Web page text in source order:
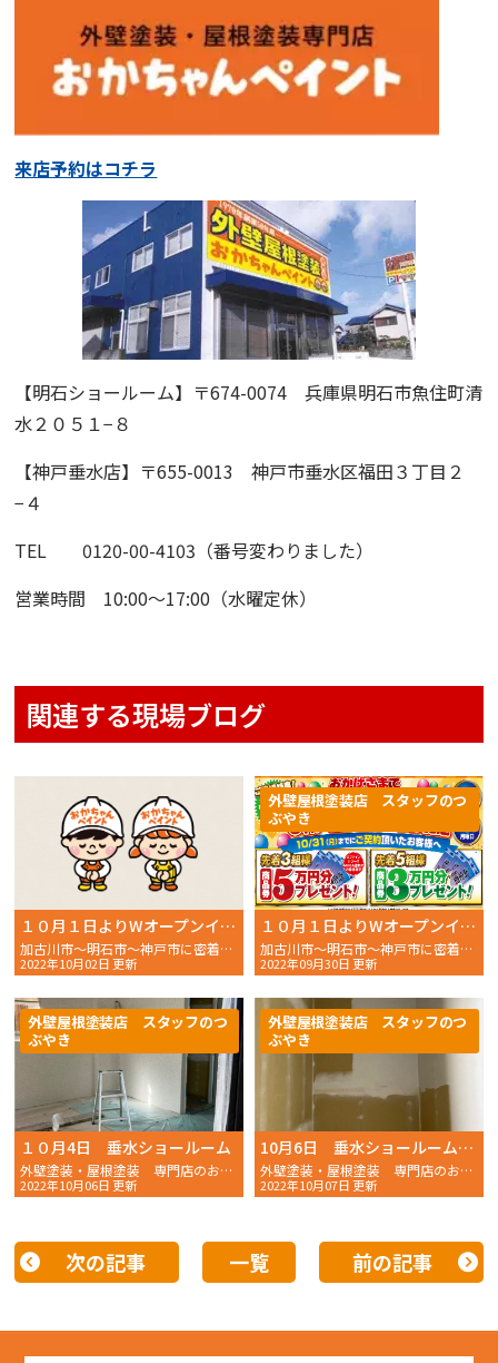
来店予約はコチラ
【明石ショールーム】 〒674-0074 兵庫県明石市魚住町清
水２０５１−８
【神戸垂水店】 〒655-0013 神戸市垂水区福田３丁目２
−４
TEL 0120-00-4103（番号変わりました）
営業時間 10:00〜17:00（水曜定休）
関連する現場ブログ
１０月１日よりWオープンイベント開催中、本日４組ご来店！
加古川市〜明石市〜神戸市に密着した 外壁塗装・屋根塗装 専
2022年10月02日 更新
１０月１日よりWオープンイベント開催！！
加古川市〜明石市〜神戸市に密着した 外壁塗装・屋根塗装 専
2022年09月30日 更新
外壁屋根塗装店 スタッフのつ
ぶやき
１０月4日 垂水ショールーム
外壁塗装・屋根塗装 専門店のおかちゃんペイントです！
2022年10月06日 更新
外壁屋根塗装店 スタッフのつ
ぶやき
10月6日 垂水ショールームの様子
外壁塗装・屋根塗装 専門店のおかちゃんペイントです！
2022年10月07日 更新
外壁屋根塗装店 スタッフのつ
ぶやき
次の記事 一覧 前の記事